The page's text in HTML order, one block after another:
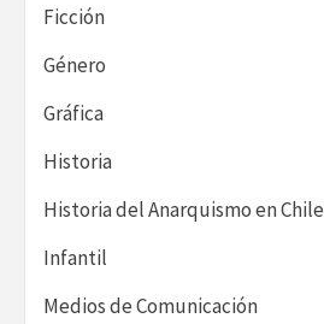
Ficción
Género
Gráfica
Historia
Historia del Anarquismo en Chile
Infantil
Medios de Comunicación